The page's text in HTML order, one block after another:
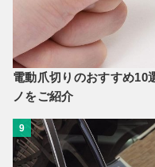
電動爪切りのおすすめ10
ノをご紹介
9